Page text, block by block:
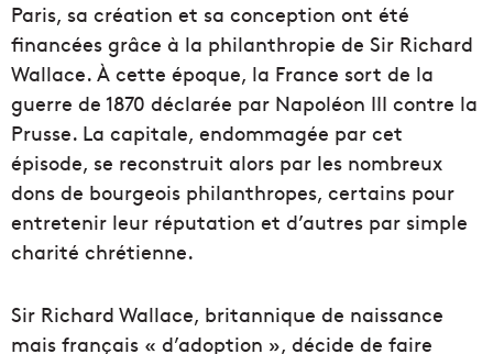
Paris, sa création et sa conception ont été
financées grâce à la philanthropie de Sir Richard
Wallace. À cette époque, la France sort de la
guerre de 1870 déclarée par Napoléon III contre la
Prusse. La capitale, endommagée par cet
épisode, se reconstruit alors par les nombreux
dons de bourgeois philanthropes, certains pour
entretenir leur réputation et d’autres par simple
charité chrétienne.
Sir Richard Wallace, britannique de naissance
mais français « d’adoption », décide de faire